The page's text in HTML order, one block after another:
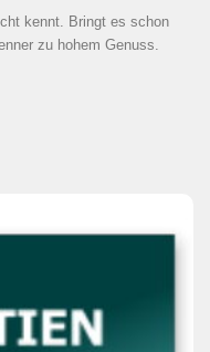
kennt. Bringt es schon
zu hohem Genuss.